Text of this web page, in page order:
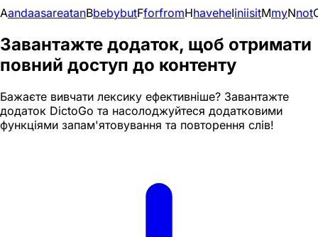
AandaasareatanBbebybutFforfromHhaveheIiniisitMmyNnot
Завантажте додаток, щоб отримати
повний доступ до контенту
Бажаєте вивчати лексику ефективніше? Завантажте
додаток DictoGo та насолоджуйтеся додатковими
функціями запам'ятовування та повторення слів!